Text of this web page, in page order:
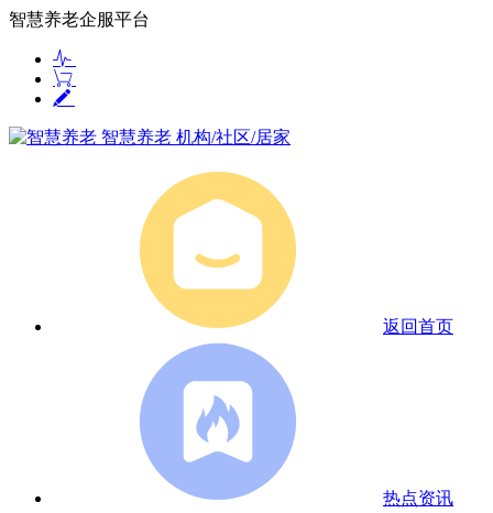
智慧养老企服平台
智慧养老 机构/社区/居家
返回首页
热点资讯